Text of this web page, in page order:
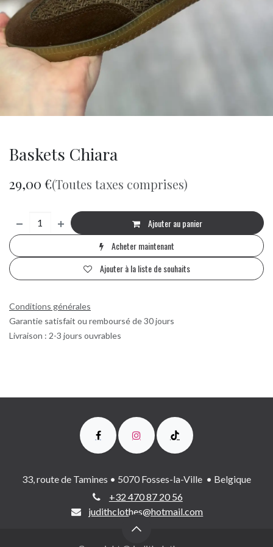
Baskets Chiara
29,00 €(Toutes taxes comprises)
Ajouter au panier
Acheter maintenant
Ajouter à la liste de souhaits
Conditions générales
Garantie satisfait ou remboursé de 30 jours
Livraison : 2-3 jours ouvrables
33, route de Tamines • 5070 Fosses-la-Ville • Belgique
+32 470 87 20 56
judithclothes@hotmail.com